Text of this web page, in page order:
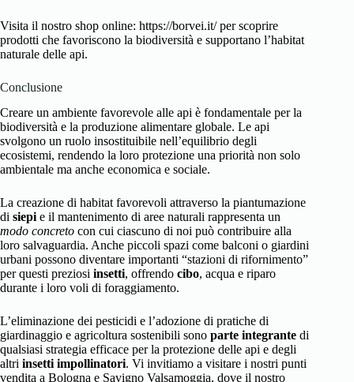
Visita il nostro shop online: https://borvei.it/ per scoprire
prodotti che favoriscono la biodiversità e supportano l’habitat
naturale delle api.
Conclusione
Creare un ambiente favorevole alle api è fondamentale per la
biodiversità e la produzione alimentare globale. Le api
svolgono un ruolo insostituibile nell’equilibrio degli
ecosistemi, rendendo la loro protezione una priorità non solo
ambientale ma anche economica e sociale.
La creazione di habitat favorevoli attraverso la piantumazione
di siepie il mantenimento di aree naturali rappresenta un
modo concreto con cui ciascuno di noi può contribuire alla
loro salvaguardia. Anche piccoli spazi come balconi o giardini
urbani possono diventare importanti “stazioni di rifornimento”
per questi preziosi insetti, offrendo cibo, acqua e riparo
durante i loro voli di foraggiamento.
L’eliminazione dei pesticidi e l’adozione di pratiche di
giardinaggio e agricoltura sostenibili sono parte integrante di
qualsiasi strategia efficace per la protezione delle api e degli
altri insetti impollinatori. Vi invitiamo a visitare i nostri punti
vendita a Bologna e Savigno Valsamoggia, dove il nostro